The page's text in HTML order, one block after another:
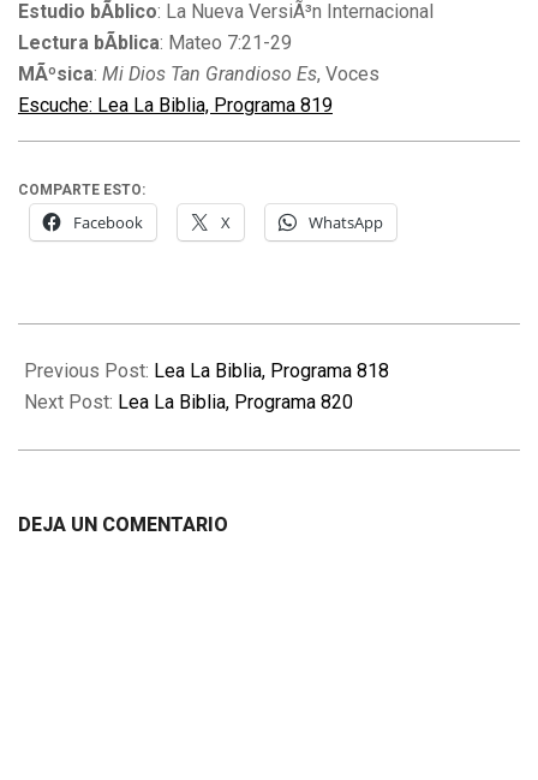
Estudio bÃ­blico: La Nueva VersiÃ³n Internacional
Lectura bÃ­blica: Mateo 7:21-29
MÃºsica: Mi Dios Tan Grandioso Es, Voces
Escuche: Lea La Biblia, Programa 819
COMPARTE ESTO:
Facebook X WhatsApp
04-
07
Previous Post: Lea La Biblia, Programa 818
Next Post: Lea La Biblia, Programa 820
DEJA UN COMENTARIO